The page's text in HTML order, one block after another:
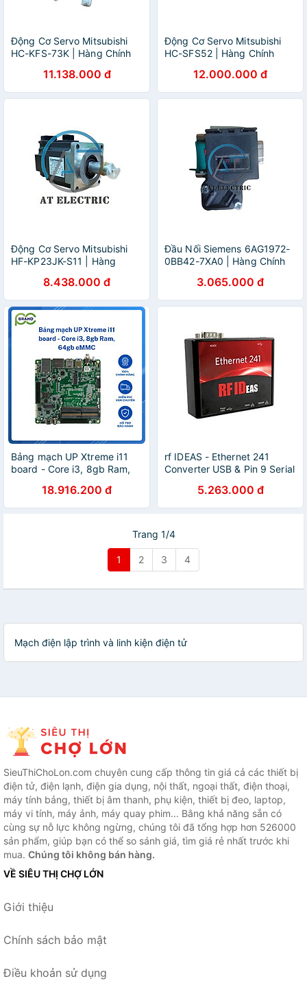
Động Cơ Servo Mitsubishi
HC-KFS-73K | Hàng Chính
11.138.000 đ
Động Cơ Servo Mitsubishi
HC-SFS52 | Hàng Chính
12.000.000 đ
Động Cơ Servo Mitsubishi
HF-KP23JK-S11 | Hàng
8.438.000 đ
Đầu Nối Siemens 6AG1972-
0BB42-7XA0 | Hàng Chính
3.065.000 đ
Bảng mạch UP Xtreme i11
board - Core i3, 8gb Ram,
18.916.200 đ
rf IDEAS - Ethernet 241
Converter USB & Pin 9 Serial
Chính Hãng5.263.000 đ
Trang 1/4
1 2 3 4
Mạch điện lập trình và linh kiện điện tử
SieuThiChoLon.com chuyên cung cấp thông tin giá cả các thiết bị
điện tử, điện lạnh, điện gia dụng, nội thất, ngoại thất, điện thoại,
máy tính bảng, thiết bị âm thanh, phụ kiện, thiết bị đeo, laptop,
máy vi tính, máy ảnh, máy quay phim... Bằng khả năng sẵn có
cùng sự nỗ lực không ngừng, chúng tôi đã tổng hợp hơn 526000
sản phẩm, giúp bạn có thể so sánh giá, tìm giá rẻ nhất trước khi
mua. Chúng tôi không bán hàng.
VỀ SIÊU THỊ CHỢ LỚN
Giới thiệu
Chính sách bảo mật
Điều khoản sử dụng